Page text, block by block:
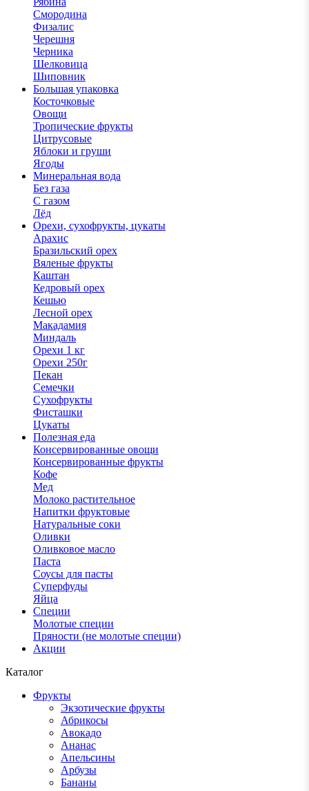
Смородина
Физалис
Черешня
Черника
Шелковица
Шиповник
Большая упаковка
Косточковые
Овощи
Тропические фрукты
Цитрусовые
Яблоки и груши
Ягоды
Минеральная вода
Без газа
С газом
Лёд
Орехи, сухофрукты, цукаты
Арахис
Бразильский орех
Вяленые фрукты
Каштан
Кедровый орех
Кешью
Лесной орех
Макадамия
Миндаль
Орехи 1 кг
Орехи 250г
Пекан
Семечки
Сухофрукты
Фисташки
Цукаты
Полезная еда
Консервированные овощи
Консервированные фрукты
Кофе
Мед
Молоко растительное
Напитки фруктовые
Натуральные соки
Оливки
Оливковое масло
Паста
Соусы для пасты
Суперфуды
Яйца
Специи
Молотые специи
Пряности (не молотые специи)
Акции
Каталог
Фрукты
Экзотические фрукты
Абрикосы
Авокадо
Ананас
Апельсины
Арбузы
Бананы